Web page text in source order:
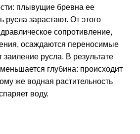
плывущие бревна ее
зарастают. От этого
сопротивление,
осаждаются переносимые
русла. В результате
глубина: происходит
же водная растительность
воду.